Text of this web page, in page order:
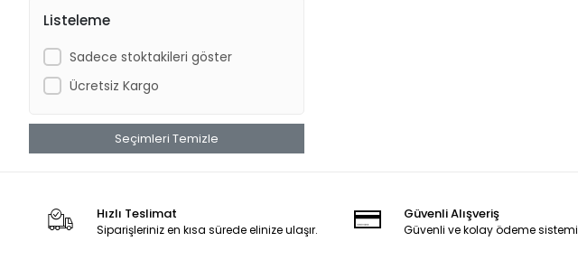
Bestpoint
Beybi
Biorad
Bıçakcılar
Listeleme
Sadece stoktakileri göster
Ücretsiz Kargo
Seçimleri Temizle
Hızlı Teslimat
Siparişleriniz en kısa sürede elinize ulaşır.
Güvenli Alışveriş
Güvenli ve kolay ödeme sistemi